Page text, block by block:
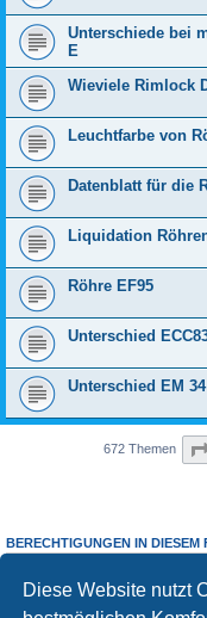
Diese Website nutzt
Unterschiede bei
E
Wieviele Rimlock
Leuchtfarbe von
Datenblatt für die
Liquidation
Röhre EF95
Unterschied
Unterschied EM
672 Themen
BERECHTIGUNGEN IN DIESEM
Siedürfen
Antworten zu Themen
Sie dürfen Ihre Beiträge in